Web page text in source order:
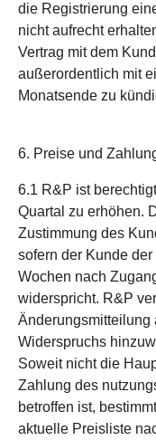
die Registrierung
nicht aufrecht
Vertrag mit dem
außerordentlich mit
Monatsende zu
6. Preise und
6.1 R&P ist
Quartal zu erhöhen.
Zustimmung des
sofern der Kunde
Wochen nach
widerspricht. R&P
Änderungsmitteilung
Widerspruchs
Soweit nicht die
Zahlung des
betroffen ist,
aktuelle Preisliste